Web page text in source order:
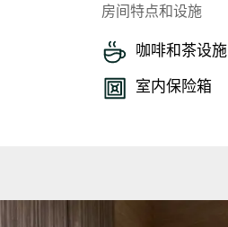
房间特点和设施
咖啡和茶设施
室内保险箱